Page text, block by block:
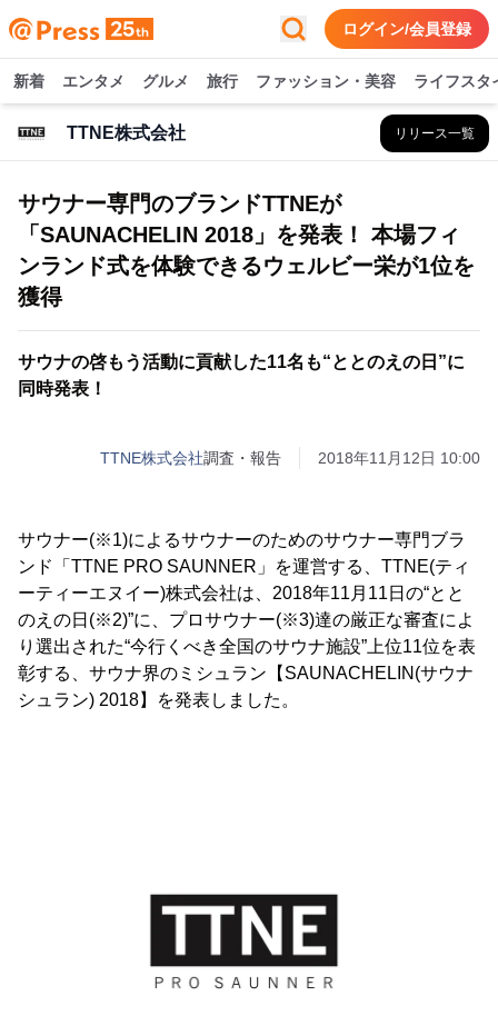
ログイン/会員登録
新着 エンタメ グルメ 旅行 ファッション・美容 ライフスタ
TTNE株式会社 リリース一覧
サウナー専門のブランドTTNEが
「SAUNACHELIN 2018」を発表！ 本場フィ
ンランド式を体験できるウェルビー栄が1位を
獲得
サウナの啓もう活動に貢献した11名も“ととのえの日”に
同時発表！
TTNE株式会社調査・報告 2018年11月12日 10:00
サウナー(※1)によるサウナーのためのサウナー専門ブラ
ンド「TTNE PRO SAUNNER」を運営する、TTNE(ティ
ーティーエヌイー)株式会社は、2018年11月11日の“とと
のえの日(※2)”に、プロサウナー(※3)達の厳正な審査によ
り選出された“今行くべき全国のサウナ施設”上位11位を表
彰する、サウナ界のミシュラン【SAUNACHELIN(サウナ
シュラン) 2018】を発表しました。